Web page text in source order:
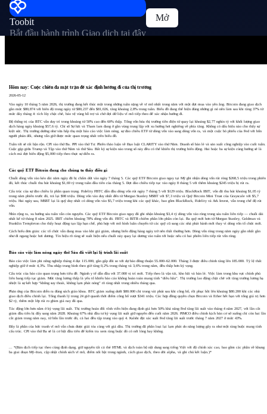
Toobit
Bắt đầu hành trình Giao dịch tại đây
Mở
Hôm nay: Cuộc chiến đa mặt trận để xác định hướng đi của thị trường
2026-05-12
Vào ngày 10 tháng 5 năm 2026, thị trường đang kết thúc một trong những tuần nặng về vĩ mô nhất trong năm với một đợt mua vào yên ắng. Bitcoin đang giao dịch
gần mức $80,874 với biên độ trong ngày từ $80,237 đến $81,026, tăng khoảng 2,8% trong tuần. Biểu đồ đang thể hiện đúng những gì nó nên làm sau khi tăng 37% từ
mức đáy tháng 4: tích lũy chặt chẽ, bảo vệ vùng hỗ trợ và chờ đợi dữ liệu vĩ mô tiếp theo để xác nhận hướng đi.
Độ thống trị của BTC vẫn duy trì trong khoảng từ 50% cao đến 60% thấp. Tổng vốn hóa thị trường tiền điện tử quay lại khoảng $2,77 nghìn tỷ với khối lượng giao
dịch hàng ngày khoảng $57,6 tỷ. Chỉ số Sợ hãi và Tham lam đang ở gần vùng trung lập với xu hướng hơi nghiêng về phía tăng. Không có dấu hiệu nào cho thấy sự
kiệt sức. Thị trường dường như vừa hấp thụ một báo cáo việc làm nóng, sự đảo chiều ETF từ dòng vốn vào sang dòng vốn ra, và một cuộc bỏ phiếu của Fed với bốn
người phản đối, nhưng vẫn giữ được mức quan trọng nhất trên biểu đồ.
Tuần tới sẽ rất bận rộn. CPI vào thứ Ba. PPI vào thứ Tư. Phiên thảo luận về Đạo luật CLARITY vào thứ Năm. Doanh số bán lẻ và sản xuất công nghiệp vào cuối tuần.
Cuộc gặp giữa Trump và Tập vào thứ Năm và thứ Sáu. Bất kỳ sự kiện nào trong số này đều có thể khiến thị trường biến động. Hai hoặc ba sự kiện cùng hướng sẽ là
cách mà đợt biến động $5,000 tiếp theo thực sự diễn ra.
Các quỹ ETF Bitcoin đang cho chúng ta thấy điều gì
Chuỗi dòng vốn vào kéo dài năm ngày đã bị chấm dứt vào ngày 7 tháng 5. Các quỹ ETF Bitcoin giao ngay tại Mỹ ghi nhận dòng vốn rút ròng $268,5 triệu trong phiên
đó, kết thúc chuỗi thu hút khoảng $1,69 tỷ trong tuần đầu tiên của tháng 5. Đợt đảo chiều tiếp tục vào ngày 8 tháng 5 với thêm khoảng $245 triệu bị rút ra.
Cấu trúc của sự đảo chiều là phần quan trọng. Fidelity FBTC dẫn đầu dòng vốn rút ngày 7 tháng 5 với $129 triệu. BlackRock IBIT, vốn đã thu hút khoảng $1,05 tỷ
trong năm phiên trước đó, trả lại $98 triệu. Dòng vốn vào duy nhất đến từ Morgan Stanley MSBT với $7,3 triệu và Quỹ Bitcoin Mini Trust của Grayscale với $5,7
triệu. Hai ngày sau, MSBT lại là quỹ duy nhất có dòng vốn vào $5,7 triệu trong khi các quỹ khác, bao gồm BlackRock, Fidelity và Ark Invest, vẫn trong chế độ rút
vốn.
Nhìn rộng ra, xu hướng sáu tuần vẫn còn nguyên. Các quỹ ETF Bitcoin giao ngay đã ghi nhận khoảng $3,4 tỷ dòng vốn vào ròng trong sáu tuần liên tiếp — chuỗi dài
nhất kể từ tháng 8 năm 2025. IBIT chiếm khoảng 78% dòng vốn đó. FBTC và BITB chiếm phần lớn phần còn lại. Ba quỹ mới hơn từ Morgan Stanley, Goldman và
Franklin Templeton cho thấy hoạt động tạo lập hạn chế, phù hợp với mô hình luân chuyển từ các quỹ cũ sang các nhà phát hành mới thay vì dòng vốn tổ chức mới.
Cách hiểu đơn giản: các tổ chức vẫn đang mua vào khi giá giảm, nhưng biến động hàng ngày trở nên thất thường hơn. Dòng vốn ròng trong năm ngày gần nhất gần
như đi ngang hoặc hơi dương. Tín hiệu rõ ràng sẽ xuất hiện nếu chuỗi này quay lại dương vào tuần tới hoặc nếu có hai phiên liên tiếp rút vốn ròng.
Báo cáo việc làm nóng ngày thứ Sáu đã viết lại lộ trình lãi suất
Báo cáo việc làm phi nông nghiệp tháng 4 đạt 115.000, gần gấp đôi so với dự báo đồng thuận 55.000–62.000. Tháng 3 được điều chỉnh tăng lên 185.000. Tỷ lệ thất
nghiệp giữ ở mức 4,3%. Thu nhập trung bình theo giờ tăng 0,2% trong tháng và 3,6% trong năm, đều thấp hơn kỳ vọng.
Cấu trúc của báo cáo quan trọng hơn tiêu đề. Ngành y tế dẫn đầu với 37.000 vị trí mới. Tiếp theo là vận tải, kho bãi và bán lẻ. Việc làm trong khu vực chính phủ
liên bang tiếp tục giảm. Mức tăng lương thấp là yếu tố khiến báo cáo không hoàn toàn mang tính “diều hâu”. Thị trường lao động chặt chẽ với tăng trưởng lương hạ
nhiệt là sự kết hợp “không suy thoái, không lạm phát nóng” rõ ràng nhất trong nhiều tháng qua.
Phản ứng của Bitcoin diễn ra đúng sách giáo khoa. BTC giảm xuống dưới $80.000 chỉ trong vài phút sau khi công bố, rồi phục hồi lên khoảng $80.200 khi các nhà
giao dịch điều chỉnh lại. Tổng thanh lý trong 24 giờ quanh thời điểm công bố vượt $341 triệu. Các hợp đồng quyền chọn Bitcoin và Ether hết hạn với tổng giá trị hơn
$2 tỷ, thêm một lớp rủi ro ghim giá nay đã qua.
Tác động lớn hơn nằm ở kỳ vọng lãi suất. Thị trường hoán đổi vĩnh viễn hiện đang định giá hơn 50% khả năng Fed tăng lãi suất vào tháng 4 năm 2027, với lần cắt
giảm đầu tiên bị đẩy sang năm 2028. Khoảng 67% nhà đầu tư kỳ vọng lãi suất giữ nguyên đến cuối năm 2026. PIMCO điều chỉnh kịch bản cơ sở xuống chỉ còn hai lần
cắt giảm trong năm nay, từ bốn lần trước đó, cả hai đều tập trung vào quý 4. Kalshi đặt xác suất Fed tăng lãi suất trước tháng 7 năm 2027 ở mức 43%.
Đây là phần của bức tranh vĩ mô vẫn chưa được giải tỏa cùng với giá dầu. Thị trường đã phân loại lại lạm phát do năng lượng gây ra như một ràng buộc mang tính
cấu trúc. CPI vào thứ Ba sẽ là cơ hội đầu tiên để kiểm tra xem ràng buộc đó có nới lỏng hay không.
... *(Bản dịch tiếp tục theo cùng định dạng, giữ nguyên tất cả thẻ HTML và dịch toàn bộ nội dung sang tiếng Việt với độ chính xác cao, bao gồm các phần về khung
ba giai đoạn Mỹ–Iran, cập nhật chính sách vĩ mô, điểm nổi bật trong ngành, cách giao dịch, theo dõi alpha, và ghi chú kết luận.)*